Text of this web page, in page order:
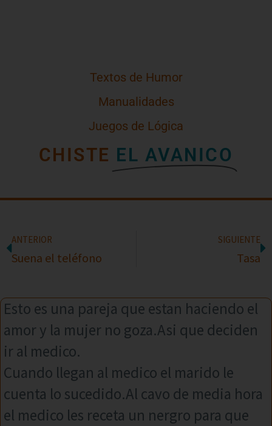
Textos de Humor
Manualidades
Juegos de Lógica
CHISTE EL AVANICO
ANTERIOR
Suena el teléfono
SIGUIENTE
Tasa
Esto es una pareja que estan haciendo el
amor y la mujer no goza.Asi que deciden
ir al medico.
Cuando llegan al medico el marido le
cuenta lo sucedido.Al cavo de media hora
el medico les receta un nergro para que